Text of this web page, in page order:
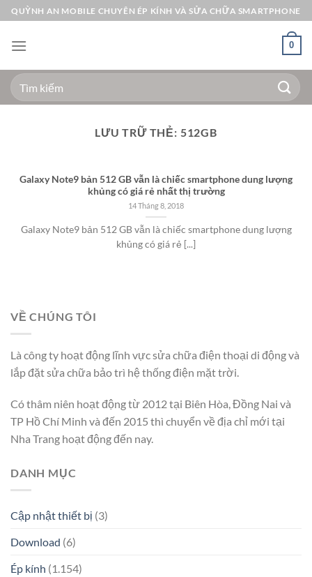
Bỏ
qua
nội
QUỲNH AN MOBILE CHUYÊN ÉP KÍNH VÀ SỬA CHỮA SMARTPHONE
0
Tìm
kiếm:
LƯU TRỮ THẺ: 512GB
Galaxy Note9 bản 512 GB vẫn là chiếc smartphone dung lượng
khủng có giá rẻ nhất thị trường
14 Tháng 8, 2018
Galaxy Note9 bản 512 GB vẫn là chiếc smartphone dung lượng
khủng có giá rẻ [...]
VỀ CHÚNG TÔI
Là công ty hoạt động lĩnh vực sửa chữa điện thoại di động và
lắp đặt sửa chữa bảo trì hệ thống điện mặt trời.
Có thâm niên hoạt động từ 2012 tại Biên Hòa, Đồng Nai và
TP Hồ Chí Minh và đến 2015 thì chuyển về địa chỉ mới tại
Nha Trang hoạt động đến nay.
DANH MỤC
Cập nhật thiết bị (3)
Download (6)
Ép kính (1.154)